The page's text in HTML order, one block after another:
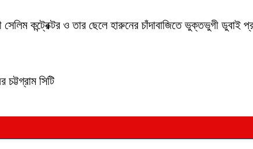
কন্ট্রেক্টর ও তার ছেলে হারুনের চাঁদাবাজিতে ভুক্তভুগী
সিটি